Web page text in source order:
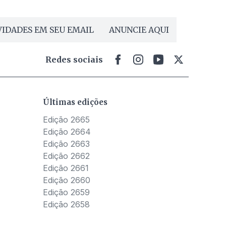
EM SEU EMAIL ANUNCIE AQUI
Redes sociais
Últimas edições
Edição 2665
Edição 2664
Edição 2663
Edição 2662
Edição 2661
Edição 2660
Edição 2659
Edição 2658